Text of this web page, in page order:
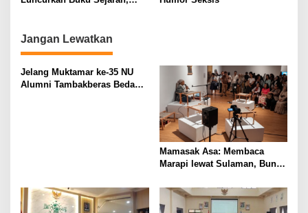
Jangan Lewatkan
Jelang Muktamar ke-35 NU
Alumni Tambakberas Bedah
Mamasak Asa: Membaca
Marapi lewat Sulaman, Bunyi,
Minangkabau